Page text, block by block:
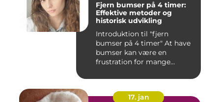
Fjern bumser på 4 timer:
Effektive metoder og
historisk udvikling
Introduktion til "fjern
bumser på 4 timer" At have
bumser kan være en
frustration for mange
17. jan